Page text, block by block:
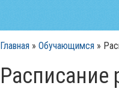
Главная » Обучающимся »